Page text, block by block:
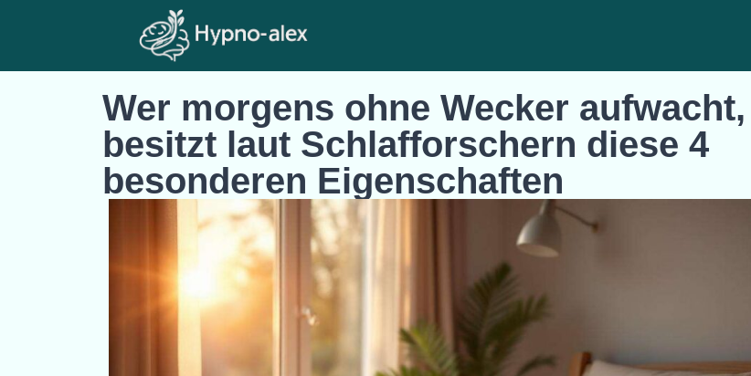
Wer morgens ohne Wecker aufwacht,
besitzt laut Schlafforschern diese 4
besonderen Eigenschaften